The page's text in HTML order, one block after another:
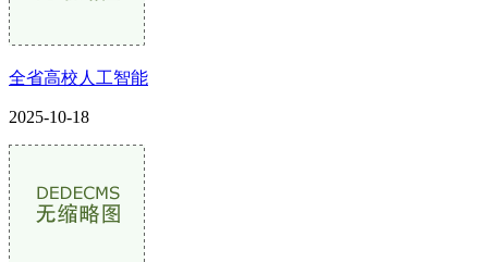
全省高校人工智能
2025-10-18